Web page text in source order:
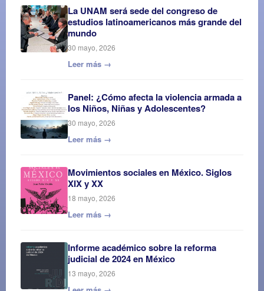
La UNAM será sede del congreso de
estudios latinoamericanos más grande del
mundo
30 mayo, 2026
Leer más →
Panel: ¿Cómo afecta la violencia armada a
los Niños, Niñas y Adolescentes?
30 mayo, 2026
Leer más →
Movimientos sociales en México. Siglos
XIX y XX
18 mayo, 2026
Leer más →
Informe académico sobre la reforma
judicial de 2024 en México
13 mayo, 2026